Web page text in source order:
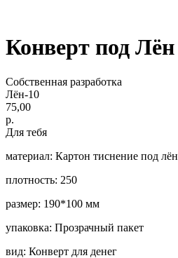
Конверт под Лён
Собственная разработка
Лён-10
75,00
р.
Для тебя
материал: Картон тиснение под лён
плотность: 250
размер: 190*100 мм
упаковка: Прозрачный пакет
вид: Конверт для денег